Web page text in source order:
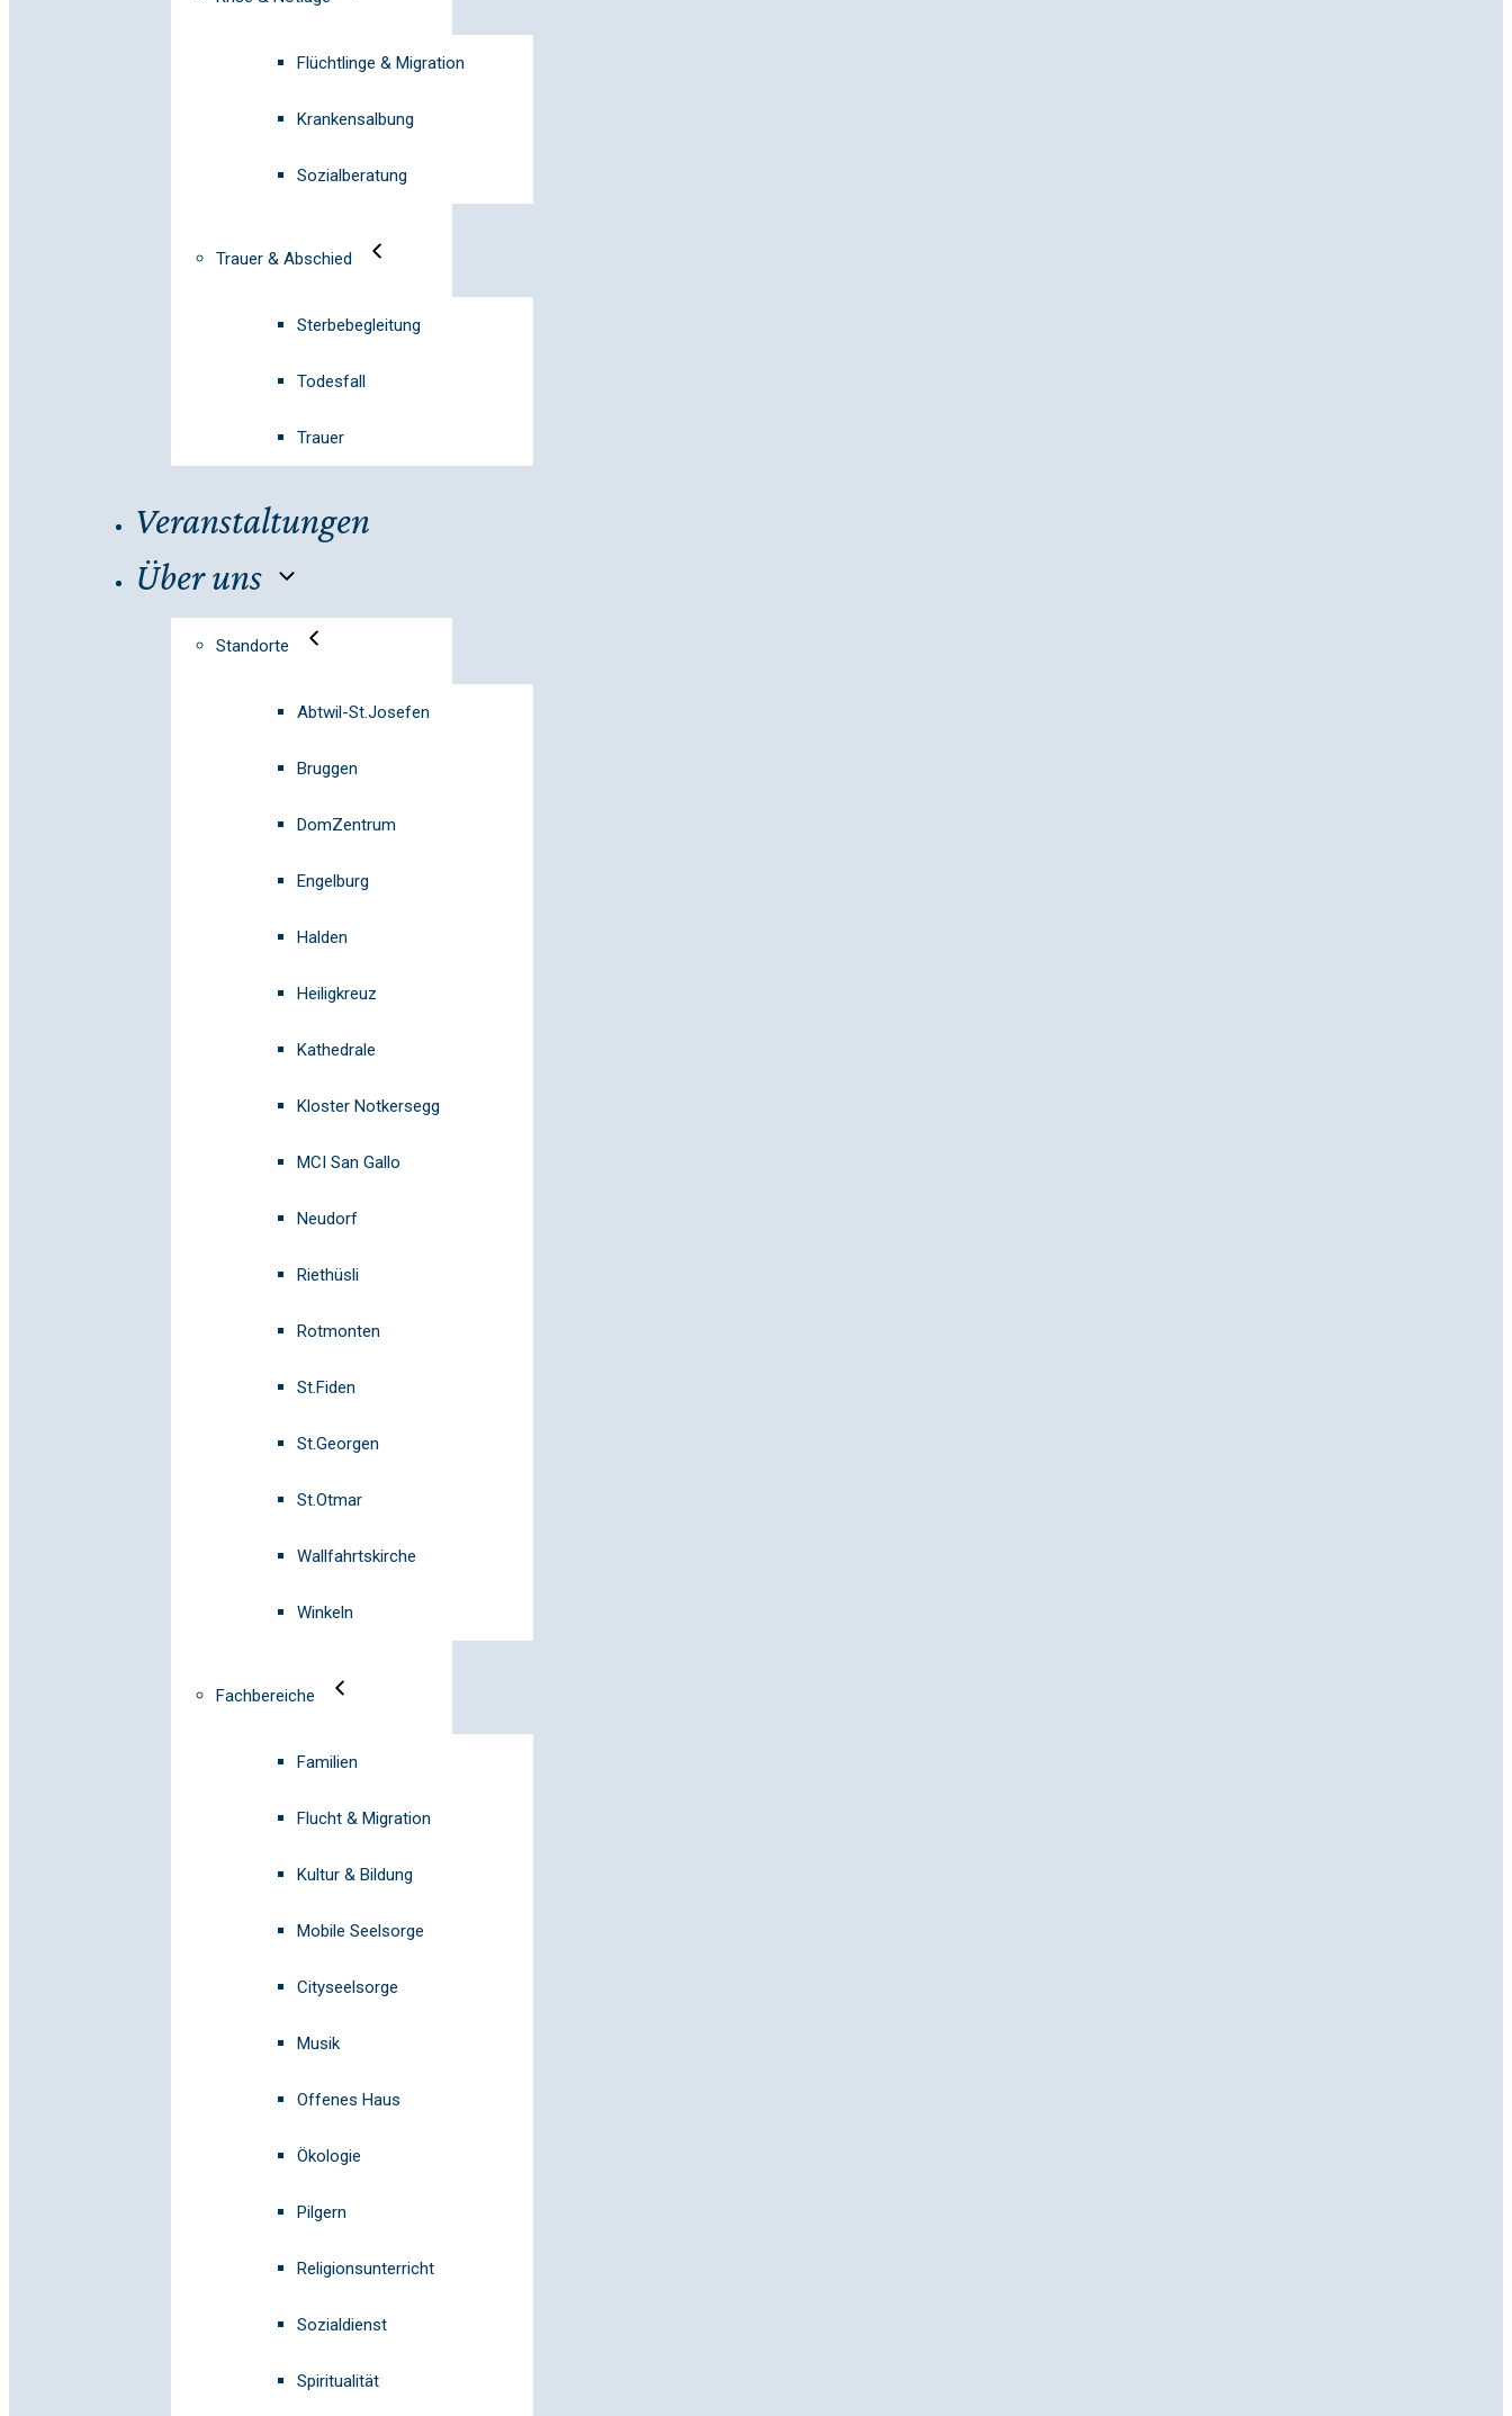
Flüchtlinge & Migration
Krankensalbung
Sozialberatung
Trauer & Abschied
Sterbebegleitung
Todesfall
Trauer
Veranstaltungen
Über uns
Standorte
Abtwil-St.Josefen
Bruggen
DomZentrum
Engelburg
Halden
Heiligkreuz
Kathedrale
Kloster Notkersegg
MCI San Gallo
Neudorf
Riethüsli
Rotmonten
St.Fiden
St.Georgen
St.Otmar
Wallfahrtskirche
Winkeln
Fachbereiche
Familien
Flucht & Migration
Kultur & Bildung
Mobile Seelsorge
Cityseelsorge
Musik
Offenes Haus
Ökologie
Pilgern
Religionsunterricht
Sozialdienst
Spiritualität